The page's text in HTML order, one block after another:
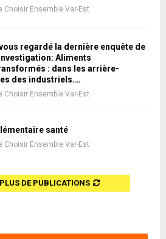
Choisir Ensemble Var-Est
regardé la dernière enquête de
Aliments
: dans les arrière-
des industriels.…
Choisir Ensemble Var-Est
santé
Choisir Ensemble Var-Est
DE PUBLICATIONS